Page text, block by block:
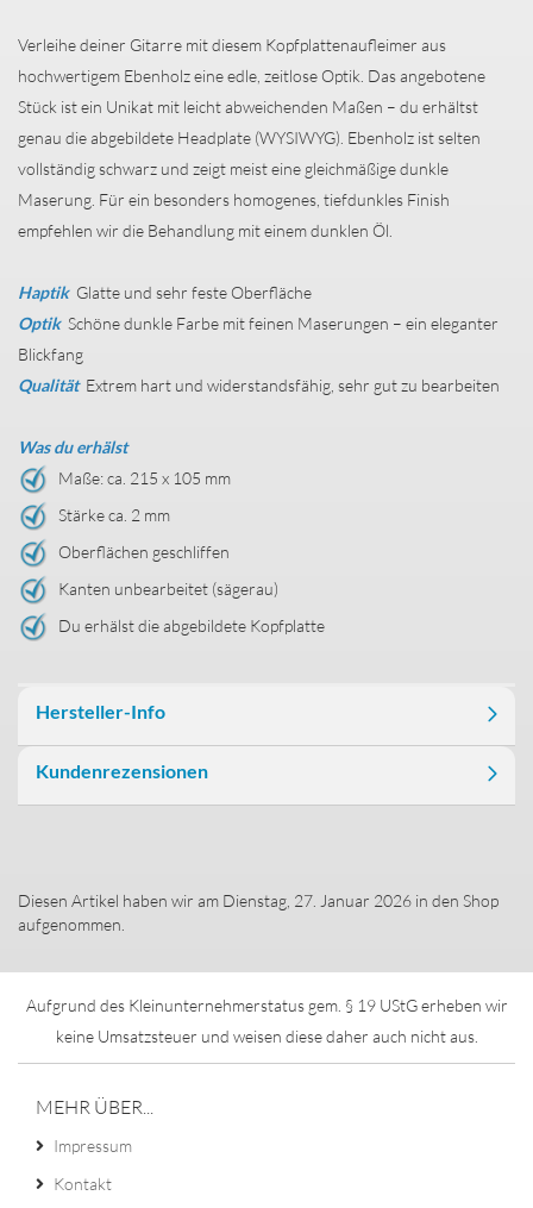
Verleihe deiner Gitarre mit diesem Kopfplattenaufleimer aus
hochwertigem Ebenholz eine edle, zeitlose Optik. Das angebotene
Stück ist ein Unikat mit leicht abweichenden Maßen – du erhältst
genau die abgebildete Headplate (WYSIWYG). Ebenholz ist selten
vollständig schwarz und zeigt meist eine gleichmäßige dunkle
Maserung. Für ein besonders homogenes, tiefdunkles Finish
empfehlen wir die Behandlung mit einem dunklen Öl.
HaptikGlatte und sehr feste Oberfläche
Optik Schöne dunkle Farbe mit feinen Maserungen – ein eleganter
Blickfang
Qualität Extrem hart und widerstandsfähig, sehr gut zu bearbeiten
Was du erhälst
Maße: ca. 215 x 105 mm
Stärke ca. 2 mm
Oberflächen geschliffen
Kanten unbearbeitet (sägerau)
Du erhälst die abgebildete Kopfplatte
Hersteller-Info
Kundenrezensionen
Diesen Artikel haben wir am Dienstag, 27. Januar 2026 in den Shop
aufgenommen.
Aufgrund des Kleinunternehmerstatus gem. § 19 UStG erheben wir
keine Umsatzsteuer und weisen diese daher auch nicht aus.
MEHR ÜBER...
Impressum
Kontakt